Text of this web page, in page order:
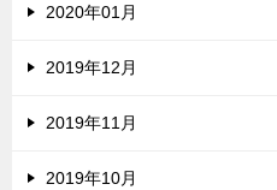
2020年01月
2019年12月
2019年11月
2019年10月